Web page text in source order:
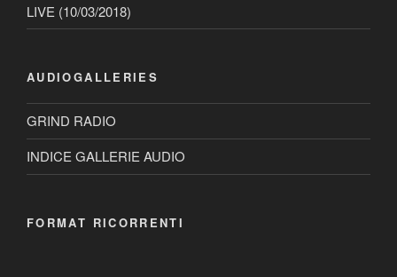
LIVE (10/03/2018)
AUDIOGALLERIES
GRIND RADIO
INDICE GALLERIE AUDIO
FORMAT RICORRENTI